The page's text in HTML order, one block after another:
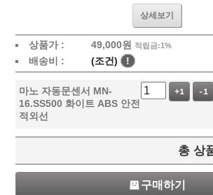
상세보기
상품가 : 49,000원 적립금:1%
배송비 : (조건) !
마노 자동문센서 MN-
16.SS500 화이트 ABS 안전
적외선
+1 -1
총 상
구매하기